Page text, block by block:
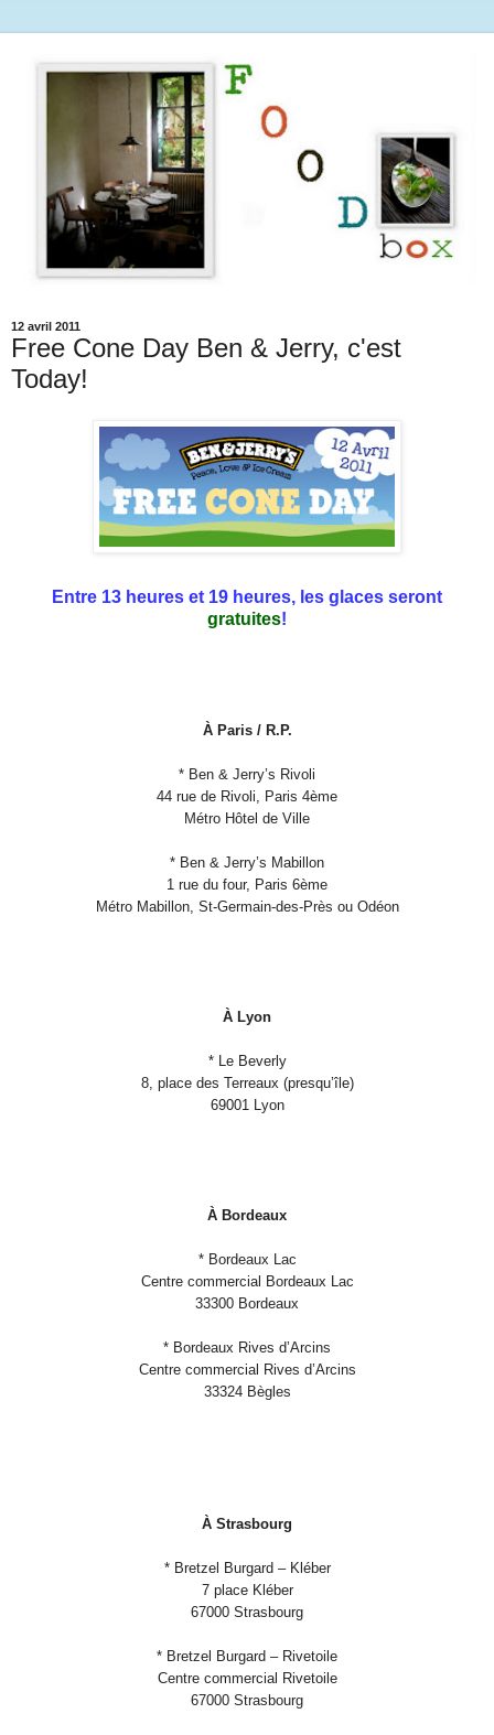
12 avril 2011
Free Cone Day Ben & Jerry, c'est
Today!
Entre 13 heures et 19 heures, les glaces seront
gratuites!
À Paris / R.P.
* Ben & Jerry’s Rivoli
44 rue de Rivoli, Paris 4ème
Métro Hôtel de Ville
* Ben & Jerry’s Mabillon
1 rue du four, Paris 6ème
Métro Mabillon, St-Germain-des-Près ou Odéon
À Lyon
* Le Beverly
8, place des Terreaux (presqu’île)
69001 Lyon
À Bordeaux
* Bordeaux Lac
Centre commercial Bordeaux Lac
33300 Bordeaux
* Bordeaux Rives d’Arcins
Centre commercial Rives d’Arcins
33324 Bègles
À Strasbourg
* Bretzel Burgard – Kléber
7 place Kléber
67000 Strasbourg
* Bretzel Burgard – Rivetoile
Centre commercial Rivetoile
67000 Strasbourg